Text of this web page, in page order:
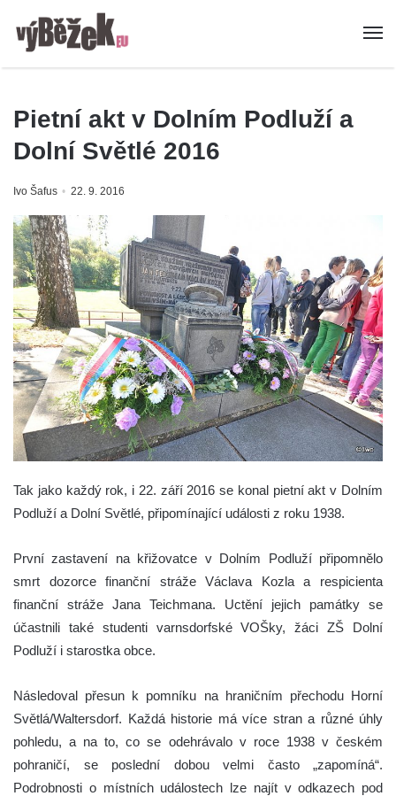
Pietní akt v Dolním Podluží a
Dolní Světlé 2016
Ivo Šafus 22. 9. 2016
Tak jako každý rok, i 22. září 2016 se konal pietní akt v Dolním
Podluží a Dolní Světlé, připomínající události z roku 1938.
První zastavení na křižovatce v Dolním Podluží připomnělo
smrt dozorce finanční stráže Václava Kozla a respicienta
finanční stráže Jana Teichmana. Uctění jejich památky se
účastnili také studenti varnsdorfské VOŠky, žáci ZŠ Dolní
Podluží i starostka obce.
Následoval přesun k pomníku na hraničním přechodu Horní
Světlá/Waltersdorf. Každá historie má více stran a různé úhly
pohledu, a na to, co se odehrávalo v roce 1938 v českém
pohraničí, se poslední dobou velmi často „zapomíná“.
Podrobnosti o místních událostech lze najít v odkazech pod